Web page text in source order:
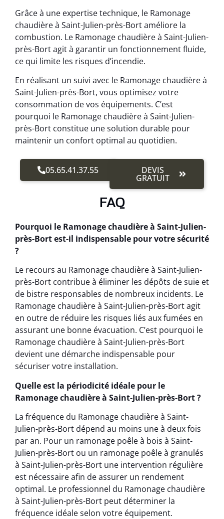
Grâce à une expertise technique, le Ramonage
chaudière à Saint-Julien-près-Bort améliore la
combustion. Le Ramonage chaudière à Saint-Julien-
près-Bort agit à garantir un fonctionnement fluide,
ce qui limite les risques d’incendie.
En réalisant un suivi avec le Ramonage chaudière à
Saint-Julien-près-Bort, vous optimisez votre
consommation de vos équipements. C’est
pourquoi le Ramonage chaudière à Saint-Julien-
près-Bort constitue une solution durable pour
maintenir un confort optimal au quotidien.
05.65.41.37.55 DEVIS
GRATUIT
FAQ
Pourquoi le Ramonage chaudière à Saint-Julien-
près-Bort est-il indispensable pour votre sécurité
?
Le recours au Ramonage chaudière à Saint-Julien-
près-Bort contribue à éliminer les dépôts de suie et
de bistre responsables de nombreux incidents. Le
Ramonage chaudière à Saint-Julien-près-Bort agit
en outre de réduire les risques liés aux fumées en
assurant une bonne évacuation. C’est pourquoi le
Ramonage chaudière à Saint-Julien-près-Bort
devient une démarche indispensable pour
sécuriser votre installation.
Quelle est la périodicité idéale pour le
Ramonage chaudière à Saint-Julien-près-Bort ?
La fréquence du Ramonage chaudière à Saint-
Julien-près-Bort dépend au moins une à deux fois
par an. Pour un ramonage poêle à bois à Saint-
Julien-près-Bort ou un ramonage poêle à granulés
à Saint-Julien-près-Bort une intervention régulière
est nécessaire afin de assurer un rendement
optimal. Le professionnel du Ramonage chaudière
à Saint-Julien-près-Bort peut déterminer la
fréquence idéale selon votre équipement.